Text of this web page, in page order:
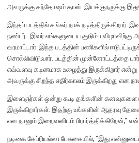
அவருக்கு சந்தோஷம் தான். இயக்குநருக்கு
இந்தப் படத்தில் சங்கர் நாக் நடித்திருக்கிறார்.
நண்பர். இவர் எங்களுடைய குடும்ப விழாவிற்கு
வரமாட்டார். இந்த படத்தின் பணிகளில்
சொல்லிவிடுவார். படத்தின் முன்னோட்டத்தை
எவ்வளவு கடினமாக உழைத்து இருக்கிறார் என்று
அவருக்கு சிறந்த எதிர்காலம் இருக்கிறது என
இளைஞர்கள் ஒன்று கூடி தங்களின் கனவுகளை
இருக்கிறார்கள். இதற்கு உங்களின் ஆதரவு
என நானும் இறைவனிடம் பிரார்த்திக்கிறேன்,”
நடிகை கேப்ரியல்லா பேசுகையில், ”இது